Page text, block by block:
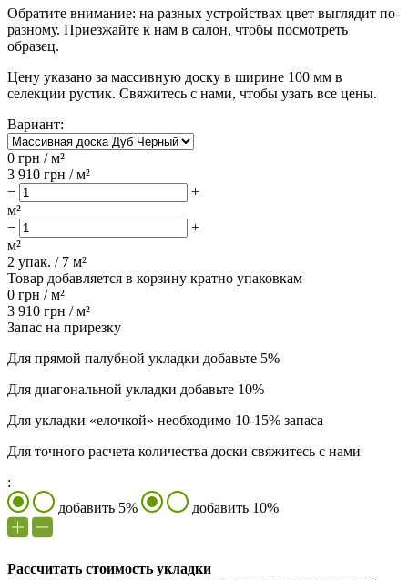
Обратите внимание: на разных устройствах цвет выглядит по-
разному. Приезжайте к нам в салон, чтобы посмотреть
образец.
Цену указано за массивную доску в ширине 100 мм в
селекции рустик. Свяжитесь с нами, чтобы узать все цены.
Вариант:
0 грн / м²
3 910 грн / м²
−
+
м²
−
+
м²
2 упак. / 7 м²
Товар добавляется в корзину кратно упаковкам
0 грн /м²
3 910 грн /м²
Запас на прирезку
Для прямой палубной укладки добавьте 5%
Для диагональной укладки добавьте 10%
Для укладки «елочкой» необходимо 10-15% запаса
Для точного расчета количества доски свяжитесь с нами
:
добавить 5%
добавить 10%
Рассчитать стоимость укладки